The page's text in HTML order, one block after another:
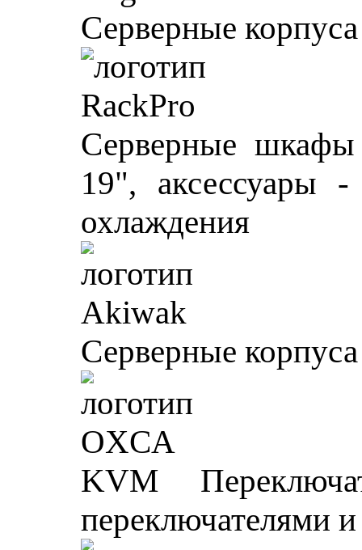
Серверные
Серверные
19", аксессуары
охлаждения
Серверные
KVM
переключателями